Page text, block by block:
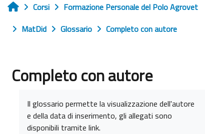
Home
Corsi
Formazione Personale del Polo Agrovet
MatDid
Glossario Completo con autore
Completo con autore
Il glossario permette la visualizzazione dell'autore
e della data di inserimento, gli allegati sono
disponibili tramite link.